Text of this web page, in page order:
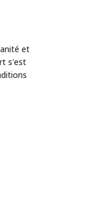
et
s'est